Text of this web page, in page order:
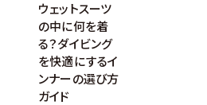
ウェットスーツ
の中に何を着
る？ダイビング
を快適にするイ
ンナーの選び方
ガイド